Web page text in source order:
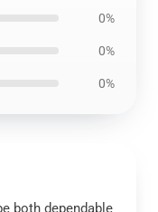
0%
0%
0%
both dependable